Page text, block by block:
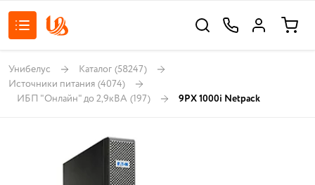
Унибелус Каталог (58247)
Источники питания (4074)
ИБП "Онлайн" до 2,9кВА (197) 9PX 1000i Netpack